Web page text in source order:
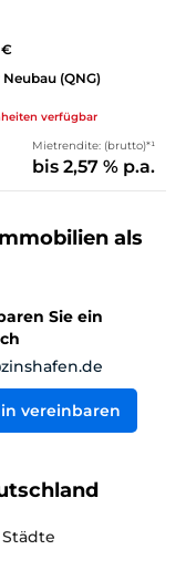
€
(QNG)
verfügbar
Mietrendite: (brutto)*¹
bis 2,57 % p.a.
als
Sie ein
vereinbaren
Städte